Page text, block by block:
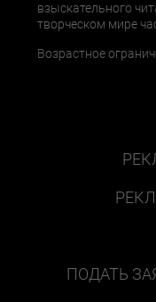
взыскательного
творческом мире
Возрастное
ПОДАТЬ